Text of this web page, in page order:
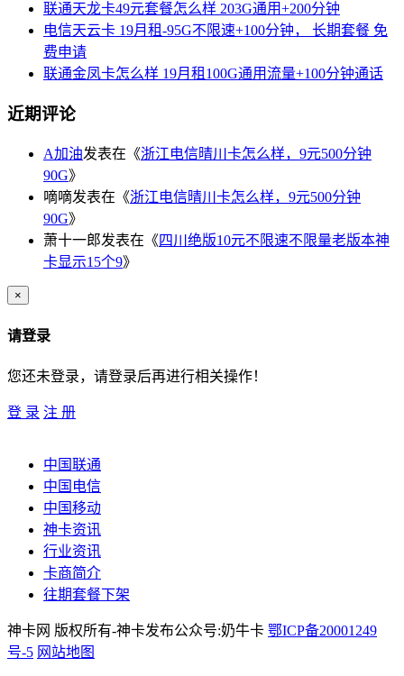
联通天龙卡49元套餐怎么样 203G通用+200分钟
电信天云卡 19月租-95G不限速+100分钟， 长期套餐 免
费申请
联通金凤卡怎么样 19月租100G通用流量+100分钟通话
近期评论
A加油发表在《浙江电信晴川卡怎么样，9元500分钟
90G》
嘀嘀发表在《浙江电信晴川卡怎么样，9元500分钟
90G》
萧十一郎发表在《四川绝版10元不限速不限量老版本神
卡显示15个9》
×
请登录
您还未登录，请登录后再进行相关操作！
登 录 注 册
中国联通
中国电信
中国移动
神卡资讯
行业资讯
卡商简介
往期套餐下架
神卡网 版权所有-神卡发布公众号:奶牛卡 鄂ICP备20001249
号-5 网站地图